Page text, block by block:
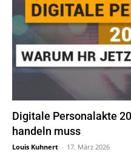
Digitale Personalakte
handeln muss
Louis Kuhnert - 17. März 2026